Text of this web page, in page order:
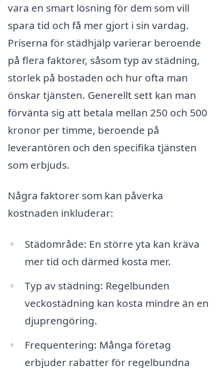
vara en smart lösning för dem som vill
spara tid och få mer gjort i sin vardag.
Priserna för städhjälp varierar beroende
på flera faktorer, såsom typ av städning,
storlek på bostaden och hur ofta man
önskar tjänsten. Generellt sett kan man
förvänta sig att betala mellan 250 och 500
kronor per timme, beroende på
leverantören och den specifika tjänsten
som erbjuds.
Några faktorer som kan påverka
kostnaden inkluderar:
Städområde: En större yta kan kräva
mer tid och därmed kosta mer.
Typ av städning: Regelbunden
veckostädning kan kosta mindre än en
djuprengöring.
Frequentering: Många företag
erbjuder rabatter för regelbundna